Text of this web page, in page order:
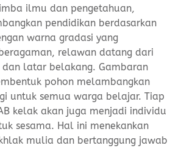
ilmu dan pengetahuan,
pendidikan berdasarkan
warna gradasi yang
relawan datang dari
latar belakang. Gambaran
pohon melambangkan
untuk semua warga belajar. Tiap
kelak akan juga menjadi individu
sesama. Hal ini menekankan
mulia dan bertanggung jawab